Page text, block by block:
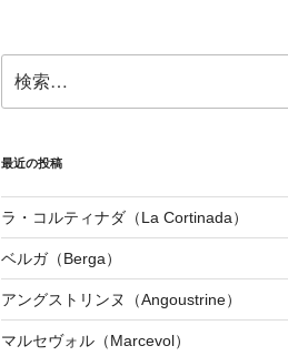
索:
最近の投稿
ラ・コルティナダ（La Cortinada）
ベルガ（Berga）
アングストリンヌ（Angoustrine）
マルセヴォル（Marcevol）